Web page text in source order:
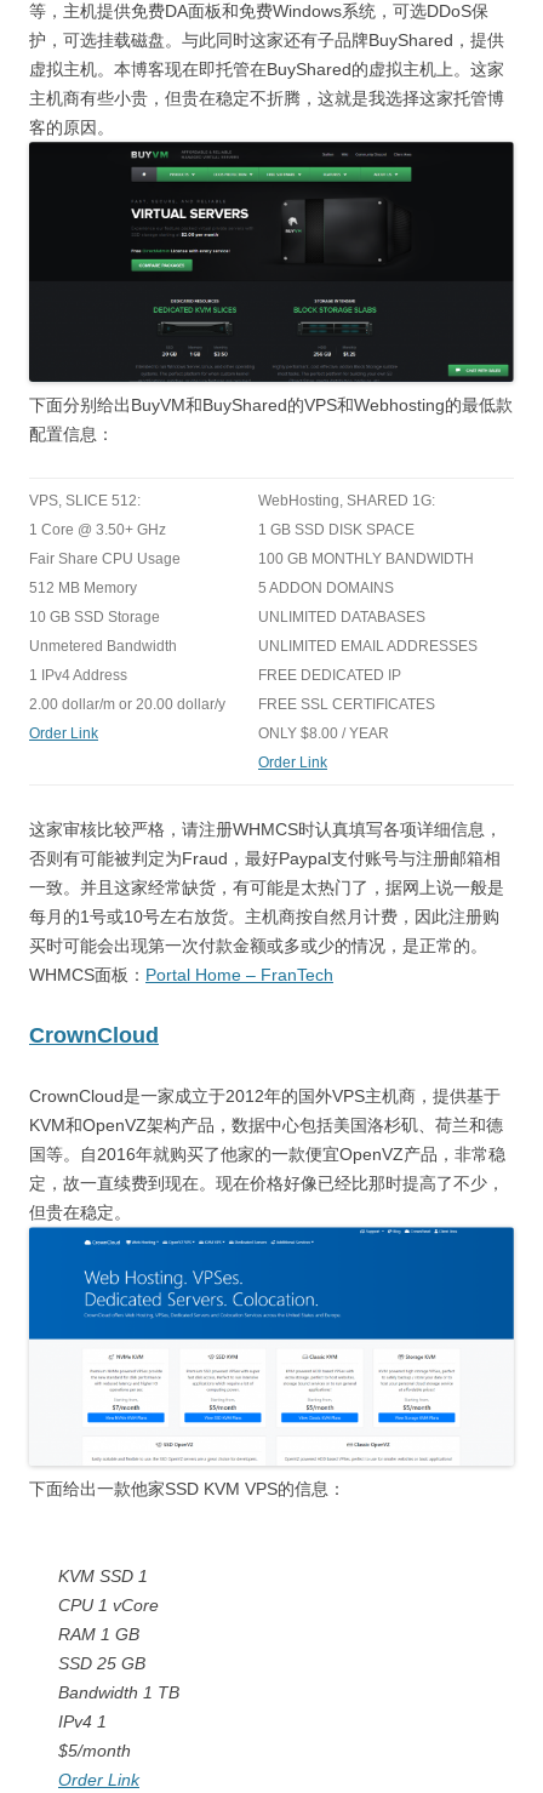
等，主机提供免费DA面板和免费Windows系统，可选DDoS保
护，可选挂载磁盘。与此同时这家还有子品牌BuyShared，提供
虚拟主机。本博客现在即托管在BuyShared的虚拟主机上。这家
主机商有些小贵，但贵在稳定不折腾，这就是我选择这家托管博
客的原因。
下面分别给出BuyVM和BuyShared的VPS和Webhosting的最低款
配置信息：
VPS, SLICE 512:
1 Core @ 3.50+ GHz
Fair Share CPU Usage
512 MB Memory
10 GB SSD Storage
Unmetered Bandwidth
1 IPv4 Address
2.00 dollar/m or 20.00 dollar/y
Order Link
WebHosting, SHARED 1G:
1 GB SSD DISK SPACE
100 GB MONTHLY BANDWIDTH
5 ADDON DOMAINS
UNLIMITED DATABASES
UNLIMITED EMAIL ADDRESSES
FREE DEDICATED IP
FREE SSL CERTIFICATES
ONLY $8.00 / YEAR
Order Link
这家审核比较严格，请注册WHMCS时认真填写各项详细信息，
否则有可能被判定为Fraud，最好Paypal支付账号与注册邮箱相
一致。并且这家经常缺货，有可能是太热门了，据网上说一般是
每月的1号或10号左右放货。主机商按自然月计费，因此注册购
买时可能会出现第一次付款金额或多或少的情况，是正常的。
WHMCS面板： Portal Home – FranTech
CrownCloud
CrownCloud是一家成立于2012年的国外VPS主机商，提供基于
KVM和OpenVZ架构产品，数据中心包括美国洛杉矶、荷兰和德
国等。自2016年就购买了他家的一款便宜OpenVZ产品，非常稳
定，故一直续费到现在。现在价格好像已经比那时提高了不少，
但贵在稳定。
下面给出一款他家SSD KVM VPS的信息：
KVM SSD 1
CPU 1 vCore
RAM 1 GB
SSD 25 GB
Bandwidth 1 TB
IPv4 1
$5/month
Order Link